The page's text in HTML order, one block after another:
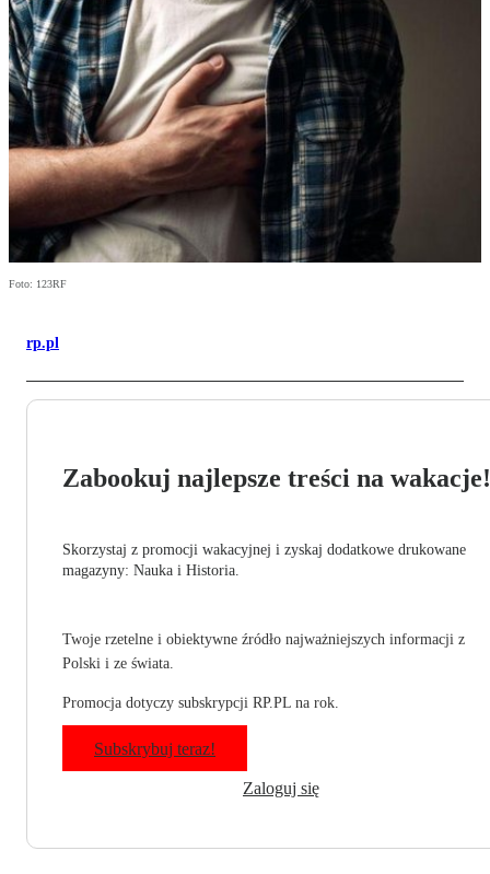
Foto: 123RF
rp.pl
Zabookuj najlepsze treści na wakacje!
Skorzystaj z promocji wakacyjnej i zyskaj dodatkowe drukowane
magazyny: Nauka i Historia.
Twoje rzetelne i obiektywne źródło najważniejszych informacji z
Polski i ze świata.
Promocja dotyczy subskrypcji RP.PL na rok.
Subskrybuj teraz!
Zaloguj się